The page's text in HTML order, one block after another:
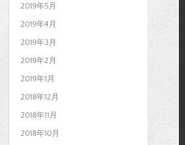
2019年5月
2019年4月
2019年3月
2019年2月
2019年1月
2018年12月
2018年11月
2018年10月